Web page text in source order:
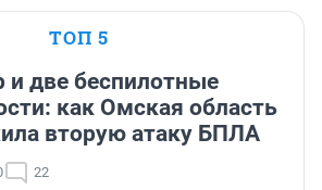
ТОП 5
две беспилотные
как Омская область
вторую атаку БПЛА
22